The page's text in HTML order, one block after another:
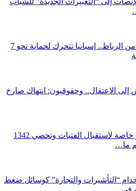
وسط غياب موقف رسمي من الرباط.. إسبانيا تتحرك لحماية نحو 7
إلى الاعتقال.. وحقوقيون: انتهاك صارخ
سلطات سبتة تنشئ مراكز خاصة لاستقبال الفتيات وتحصي 1342
ما…
“التأشيرات والتجارة” كوسائل ضغط
في…